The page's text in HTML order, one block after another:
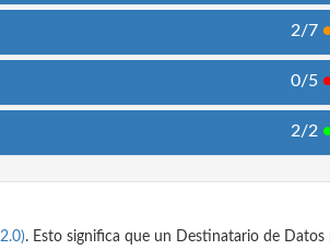
2/7
0/5
2/2
. Esto significa que un Destinatario de Datos